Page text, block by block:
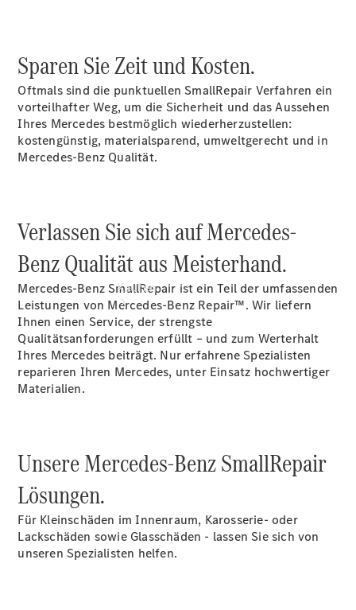
vereinbaren
Beratung
vereinbaren
Servicetermin
vereinbaren
Kaufen
Übersicht
Sparen Sie Zeit und Kosten.
Oftmals sind die punktuellen SmallRepair Verfahren ein
vorteilhafter Weg, um die Sicherheit und das Aussehen
Ihres Mercedes bestmöglich wiederherzustellen:
kostengünstig, materialsparend, umweltgerecht und in
Mercedes-Benz Qualität.
Verlassen Sie sich auf Mercedes-
Benz Qualität aus Meisterhand.
Mercedes-Benz SmallRepair ist ein Teil der umfassenden
Leistungen von Mercedes-Benz Repair™. Wir liefern
Ihnen einen Service, der strengste
Qualitätsanforderungen erfüllt – und zum Werterhalt
Ihres Mercedes beiträgt. Nur erfahrene Spezialisten
reparieren Ihren Mercedes, unter Einsatz hochwertiger
Materialien.
Unsere Mercedes-Benz SmallRepair
Lösungen.
Für Kleinschäden im Innenraum, Karosserie- oder
Lackschäden sowie Glasschäden - lassen Sie sich von
unseren Spezialisten helfen.